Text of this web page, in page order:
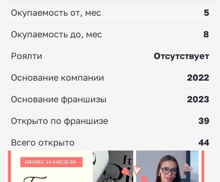
Окупаемость от, мес
5
Окупаемость до, мес
8
Роялти
Отсутствует
Основание компании
2022
Основание франшизы
2023
Открыто по франшизе
39
Всего открыто
44